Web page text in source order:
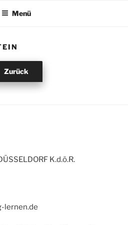
Menü
Zurück
K.d.ö.R.
lernen.de